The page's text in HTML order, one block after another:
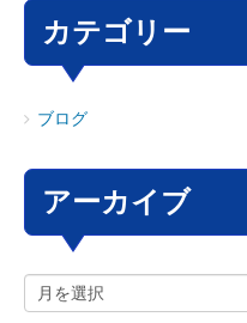
カテゴリー
ブログ
アーカイブ